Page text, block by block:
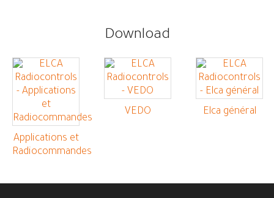
Download
Applications et
Radiocommandes
VEDO Elca général